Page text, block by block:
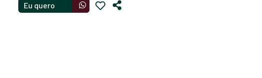
Eu quero